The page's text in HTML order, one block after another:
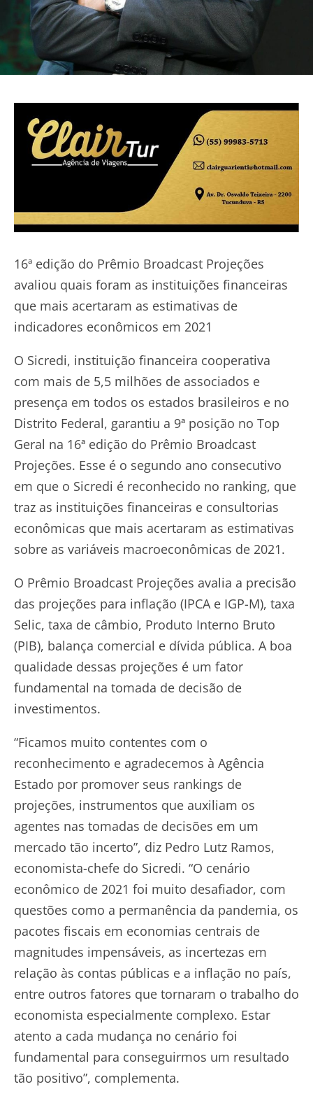
16ª edição do Prêmio Broadcast Projeções
avaliou quais foram as instituições financeiras
que mais acertaram as estimativas de
indicadores econômicos em 2021
O Sicredi, instituição financeira cooperativa
com mais de 5,5 milhões de associados e
presença em todos os estados brasileiros e no
Distrito Federal, garantiu a 9ª posição no Top
Geral na 16ª edição do Prêmio Broadcast
Projeções. Esse é o segundo ano consecutivo
em que o Sicredi é reconhecido no ranking, que
traz as instituições financeiras e consultorias
econômicas que mais acertaram as estimativas
sobre as variáveis macroeconômicas de 2021.
O Prêmio Broadcast Projeções avalia a precisão
das projeções para inflação (IPCA e IGP-M), taxa
Selic, taxa de câmbio, Produto Interno Bruto
(PIB), balança comercial e dívida pública. A boa
qualidade dessas projeções é um fator
fundamental na tomada de decisão de
investimentos.
“Ficamos muito contentes com o
reconhecimento e agradecemos à Agência
Estado por promover seus rankings de
projeções, instrumentos que auxiliam os
agentes nas tomadas de decisões em um
mercado tão incerto”, diz Pedro Lutz Ramos,
economista-chefe do Sicredi. “O cenário
econômico de 2021 foi muito desafiador, com
questões como a permanência da pandemia, os
pacotes fiscais em economias centrais de
magnitudes impensáveis, as incertezas em
relação às contas públicas e a inflação no país,
entre outros fatores que tornaram o trabalho do
economista especialmente complexo. Estar
atento a cada mudança no cenário foi
fundamental para conseguirmos um resultado
tão positivo”, complementa.